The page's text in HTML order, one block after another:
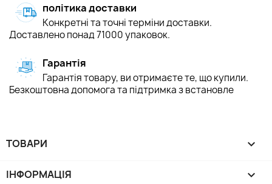
політика доставки
Конкретні та точні терміни доставки.
Доставлено понад 71000 упаковок.
Гарантія
Гарантія товару, ви отримаєте те, що купили.
Безкоштовна допомога та підтримка з встановле
ТОВАРИ 
ІНФОРМАЦІЯ 